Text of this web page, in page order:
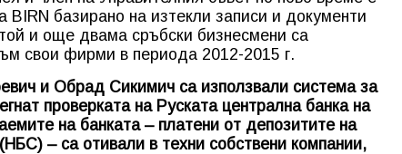
базирано на изтекли записи и документи
и още двама сръбски бизнесмени са
свои фирми в периода 2012-2015 г.
и Обрад Сикимич са използвали система за
проверката на Руската централна банка на
на банката – платени от депозитите на
– са отивали в техни собствени компании,